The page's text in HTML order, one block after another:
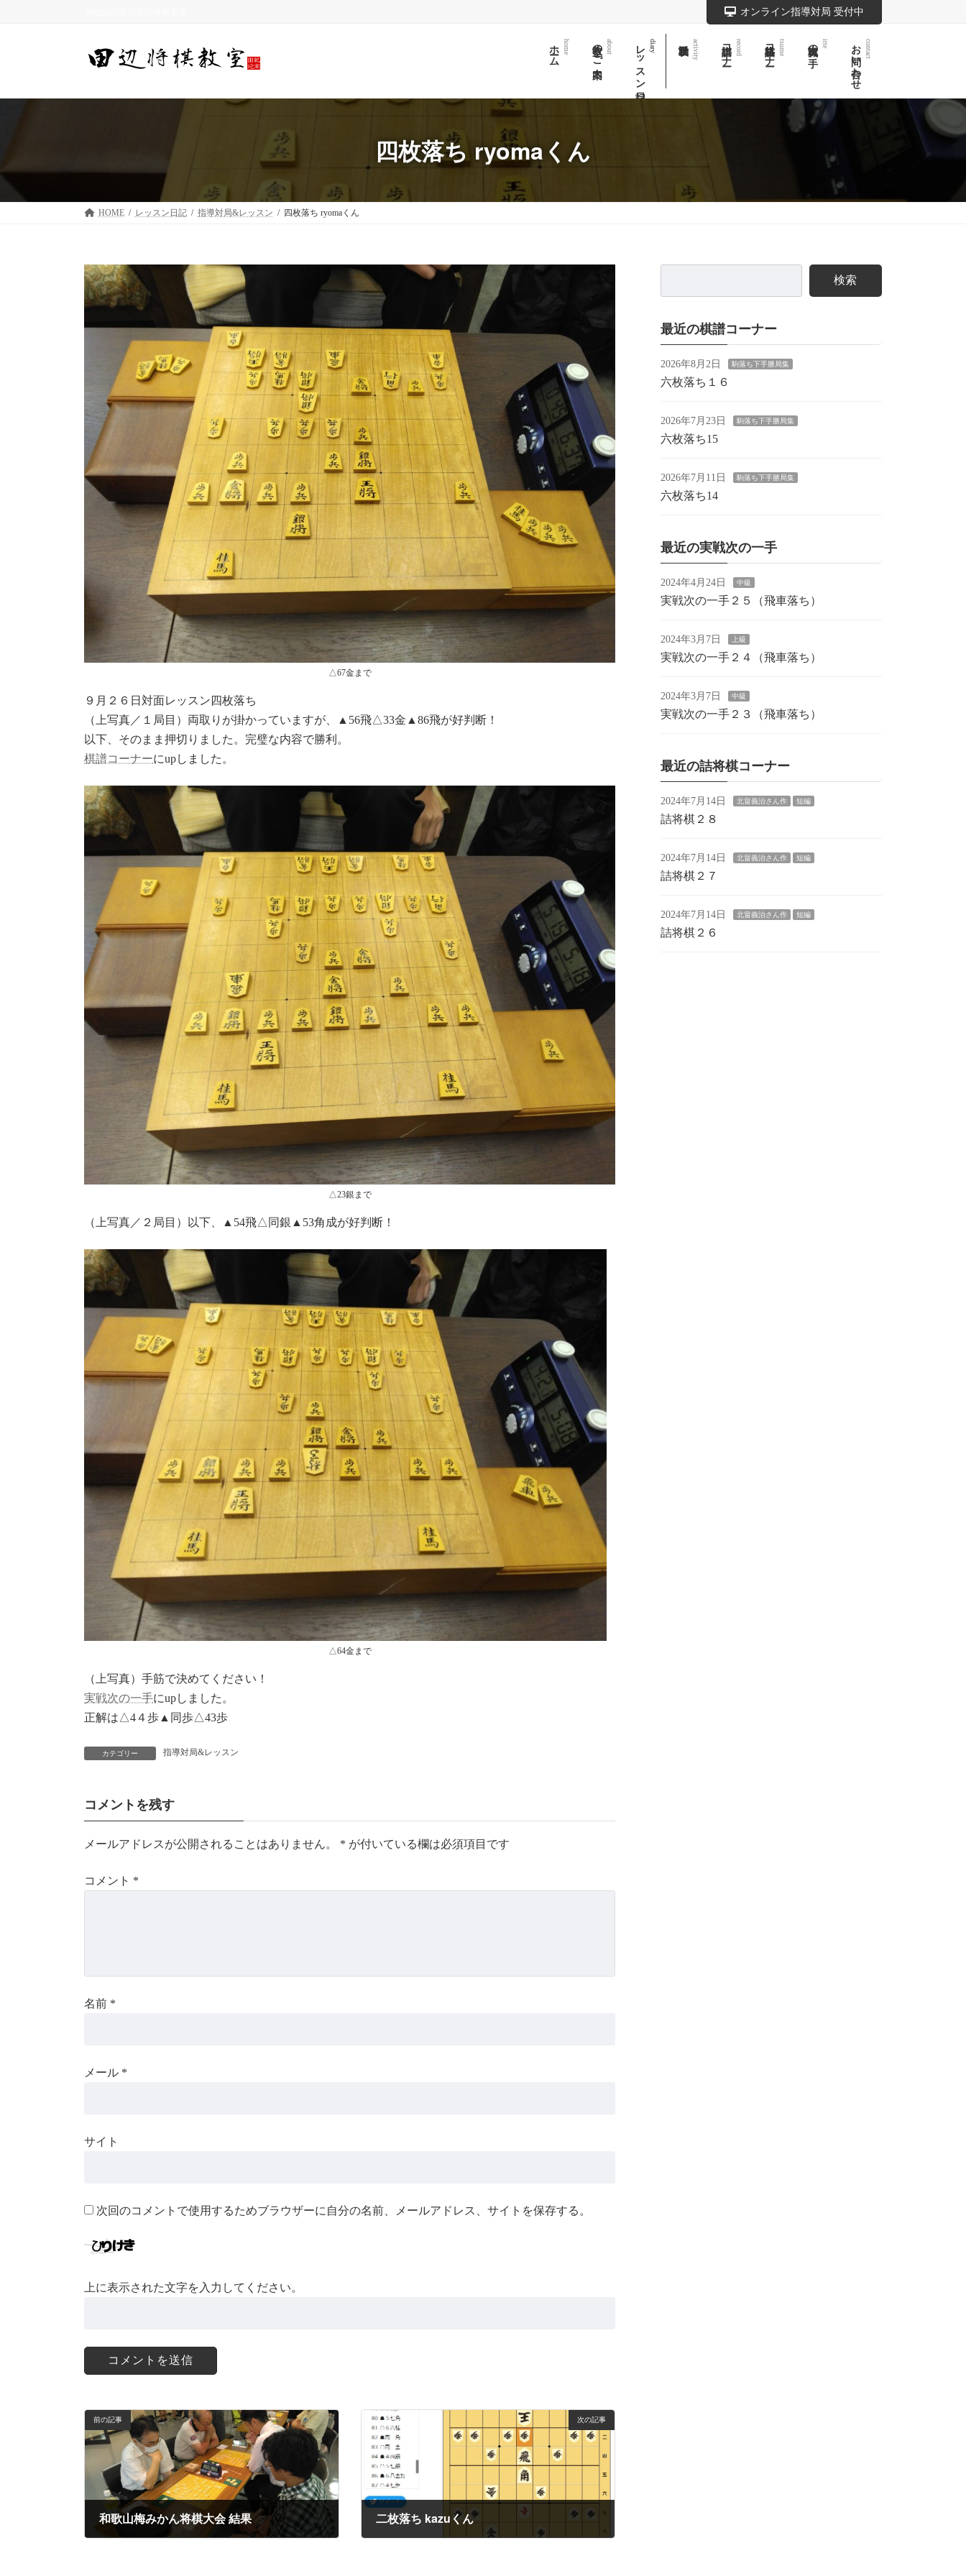
ス
ン
オンライン指導対局 受付中
ホーム home 教室のご案内 about レッスン日記 diary activity 棋譜コーナー record 詰将棋コーナー tsume 実戦次の一手 itte お問い合わせ contact
四枚落ち ryomaくん
HOME レッスン日記 指導対局&レッスン 四枚落ち ryomaくん
△67金まで
９月２６日対面レッスン四枚落ち
（上写真／１局目）両取りが掛かっていますが、▲56飛△33金▲86飛が好判断！
以下、そのまま押切りました。完璧な内容で勝利。
棋譜コーナーにupしました。
△23銀まで
（上写真／２局目）以下、▲54飛△同銀▲53角成が好判断！
△64金まで
（上写真）手筋で決めてください！
実戦次の一手にupしました。
正解は△4４歩▲同歩△43歩
カテゴリー 指導対局&レッスン
コメントを残す
メールアドレスが公開されることはありません。 * が付いている欄は必須項目です
コメント *
名前 *
メール *
サイト
次回のコメントで使用するためブラウザーに自分の名前、メールアドレス、サイトを保存する。
上に表示された文字を入力してください。
前の記事
和歌山梅みかん将棋大会 結果
次の記事
二枚落ち kazuくん
検索
最近の棋譜コーナー
2026年8月2日 駒落ち下手勝局集
六枚落ち１６
2026年7月23日 駒落ち下手勝局集
六枚落ち15
2026年7月11日 駒落ち下手勝局集
六枚落ち14
最近の実戦次の一手
2024年4月24日 中級
実戦次の一手２５（飛車落ち）
2024年3月7日 上級
実戦次の一手２４（飛車落ち）
2024年3月7日 中級
実戦次の一手２３（飛車落ち）
最近の詰将棋コーナー
2024年7月14日 北畠義治さん作 短編
詰将棋２８
2024年7月14日 北畠義治さん作 短編
詰将棋２７
2024年7月14日 北畠義治さん作 短編
詰将棋２６